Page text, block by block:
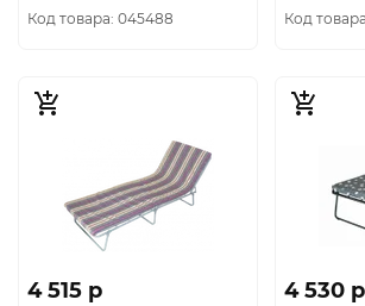
Код товара: 045488 Код
4 515 p 4 530 p